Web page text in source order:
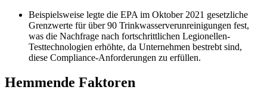
Beispielsweise legte die EPA im Oktober 2021 gesetzliche
Grenzwerte für über 90 Trinkwasserverunreinigungen fest,
was die Nachfrage nach fortschrittlichen Legionellen-
Testtechnologien erhöhte, da Unternehmen bestrebt sind,
diese Compliance-Anforderungen zu erfüllen.
Hemmende Faktoren